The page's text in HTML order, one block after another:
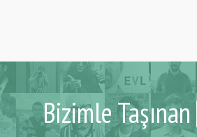
Bizimle Taşınan